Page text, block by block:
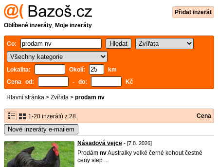
Přidat inzerát
Oblíbené inzeráty, Moje inzeráty
Co:
Lokalita: Okolí:
km
Cena od:
- do: Kč
Hlavní stránka > Zvířata > prodam nv
1-20 inzerátů z 28 Cena
Nové inzeráty e-mailem
Násadová vejce - [7.8. 2026]
Prodám nvAustralky velké černé kohout čestné
ceny slep ...